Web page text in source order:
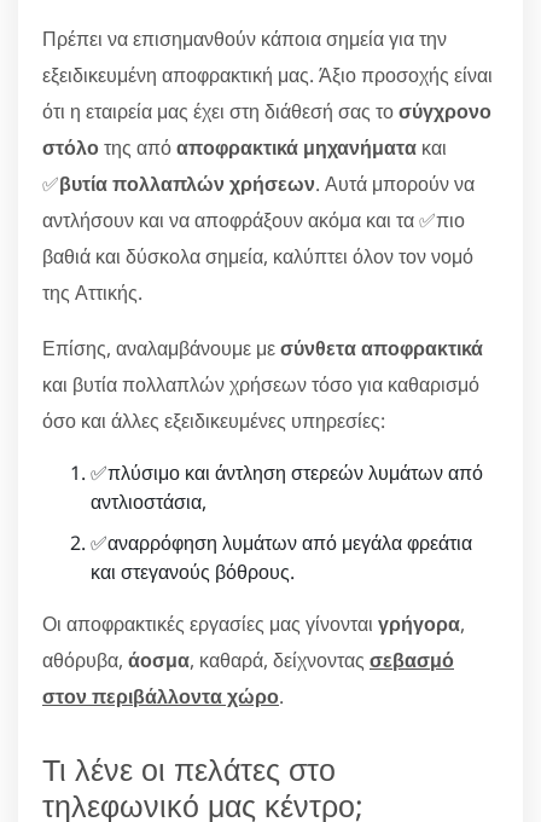
Πρέπει να επισημανθούν κάποια σημεία για την
εξειδικευμένη αποφρακτική μας. Άξιο προσοχής είναι
ότι η εταιρεία μας έχει στη διάθεσή σας τοσύγχρονο
στόλοτης απόαποφρακτικά μηχανήματα και
✅βυτία πολλαπλών χρήσεων. Αυτά μπορούν να
αντλήσουν και να αποφράξουν ακόμα και τα ✅πιο
βαθιά και δύσκολα σημεία, καλύπτει όλον τον νομό
της Αττικής.
Επίσης, αναλαμβάνουμε μεσύνθετα αποφρακτικά
και βυτία πολλαπλών χρήσεων τόσο για καθαρισμό
όσο και άλλες εξειδικευμένες υπηρεσίες:
✅πλύσιμο και άντληση στερεών λυμάτων από
αντλιοστάσια,
✅αναρρόφηση λυμάτων από μεγάλα φρεάτια
και στεγανούς βόθρους.
Οι αποφρακτικές εργασίες μας γίνονται γρήγορα,
αθόρυβα, άοσμα, καθαρά, δείχνοντας σεβασμό
στον περιβάλλοντα χώρο.
Τι λένε οι πελάτες στο
τηλεφωνικό μας κέντρο;